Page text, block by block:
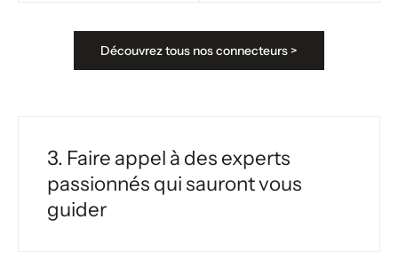
Découvrez tous nos connecteurs >
3. Faire appel à des experts
passionnés qui sauront vous
guider